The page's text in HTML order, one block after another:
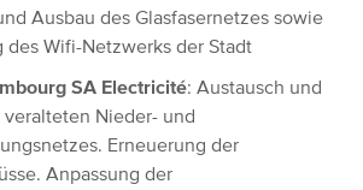
Ausbau des Glasfasernetzes sowie
des Wifi-Netzwerks der Stadt
SA Electricité: Austausch und
veralteten Nieder- und
Erneuerung der
Anpassung der